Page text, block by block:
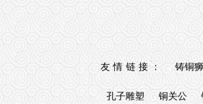
友情链接： 铸铜
孔子雕塑 铜关公